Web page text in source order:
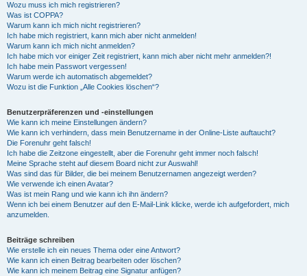
Wozu muss ich mich registrieren?
Was ist COPPA?
Warum kann ich mich nicht registrieren?
Ich habe mich registriert, kann mich aber nicht anmelden!
Warum kann ich mich nicht anmelden?
Ich habe mich vor einiger Zeit registriert, kann mich aber nicht mehr anmelden?!
Ich habe mein Passwort vergessen!
Warum werde ich automatisch abgemeldet?
Wozu ist die Funktion „Alle Cookies löschen“?
Benutzerpräferenzen und -einstellungen
Wie kann ich meine Einstellungen ändern?
Wie kann ich verhindern, dass mein Benutzername in der Online-Liste auftaucht?
Die Forenuhr geht falsch!
Ich habe die Zeitzone eingestellt, aber die Forenuhr geht immer noch falsch!
Meine Sprache steht auf diesem Board nicht zur Auswahl!
Was sind das für Bilder, die bei meinem Benutzernamen angezeigt werden?
Wie verwende ich einen Avatar?
Was ist mein Rang und wie kann ich ihn ändern?
Wenn ich bei einem Benutzer auf den E-Mail-Link klicke, werde ich aufgefordert, mich
anzumelden.
Beiträge schreiben
Wie erstelle ich ein neues Thema oder eine Antwort?
Wie kann ich einen Beitrag bearbeiten oder löschen?
Wie kann ich meinem Beitrag eine Signatur anfügen?